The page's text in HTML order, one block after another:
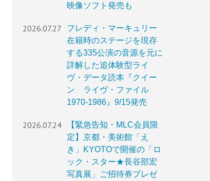
映像ソフト発売も
2026.07.27
フレディ・マーキュリー
在籍時のステージを現存
する335公演の音源を元に
詳解した追体験型ライ
ヴ・データ読本『クイー
ン ライヴ・ファイル
1970-1986』9/15発売
2026.07.24
【緊急告知・MLC会員限
定】京都・美術館「え
き」KYOTOで開催の「ロ
ック・スター★長谷部宏
写真展」ご招待券プレゼ